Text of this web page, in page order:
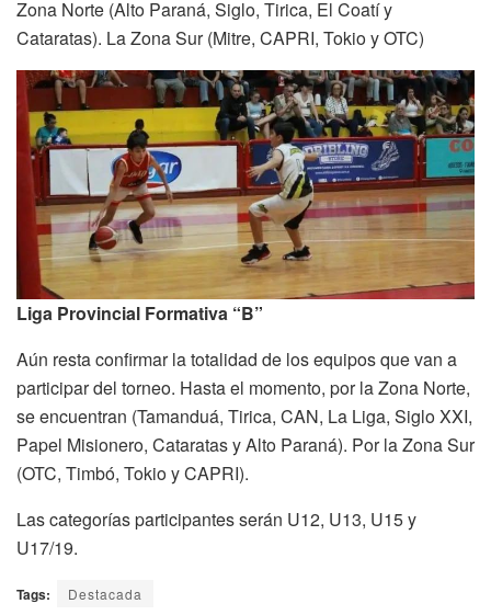
Zona Norte (Alto Paraná, Siglo, Tirica, El Coatí y
Cataratas). La Zona Sur (Mitre, CAPRI, Tokio y OTC)
Liga Provincial Formativa “B”
Aún resta confirmar la totalidad de los equipos que van a
participar del torneo. Hasta el momento, por la Zona Norte,
se encuentran (Tamanduá, Tirica, CAN, La Liga, Siglo XXI,
Papel Misionero, Cataratas y Alto Paraná). Por la Zona Sur
(OTC, Timbó, Tokio y CAPRI).
Las categorías participantes serán U12, U13, U15 y
U17/19.
Tags: Destacada